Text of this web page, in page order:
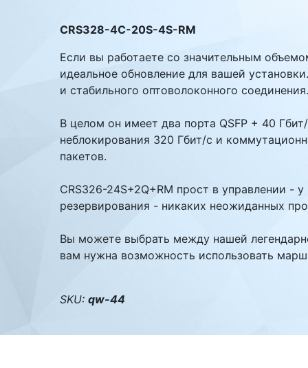
Комплектующие ПК
CRS328-4C-20S-4S-RM
Если вы работаете со значительным
идеальное обновление для вашей
и стабильного оптоволоконного соединения.
В целом он имеет два порта QSFP + 40
неблокирования 320 Гбит/с и
пакетов.
CRS326-24S+2Q+RM прост в управлении -
резервирования - никаких неожиданных
Вы можете выбрать между нашей
вам нужна возможность использовать
SKU: qw-44